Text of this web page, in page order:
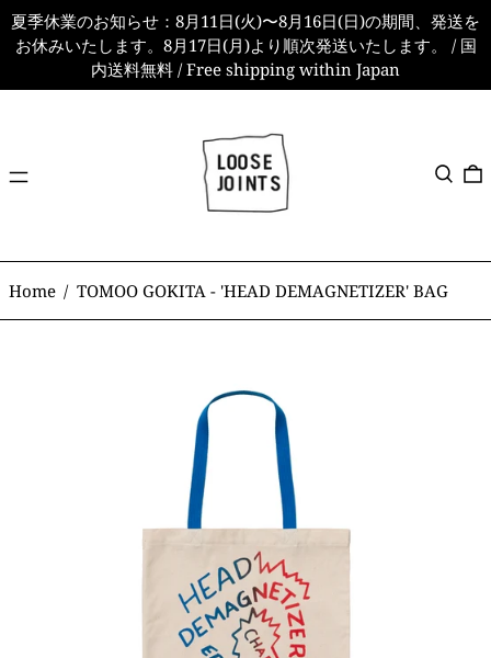
夏季休業のお知らせ：8月11日(火)〜8月16日(日)の期間、発送を
お休みいたします。8月17日(月)より順次発送いたします。 / 国
内送料無料 / Free shipping within Japan
メ
検索
Home / TOMOO GOKITA - 'HEAD DEMAGNETIZER' BAG